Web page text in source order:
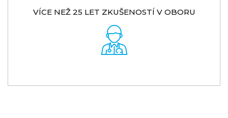
VÍCE NEŽ 25 LET ZKUŠENOSTÍ V OBORU